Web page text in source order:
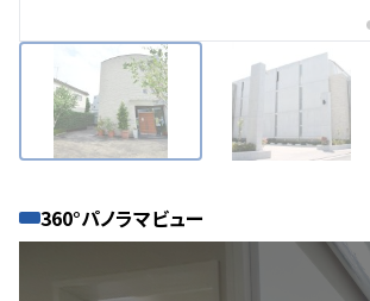
360°パノラマビュー